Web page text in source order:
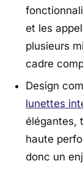
et les
plusieurs
cadre
Design
lunettes
élégantes,
haute
donc un